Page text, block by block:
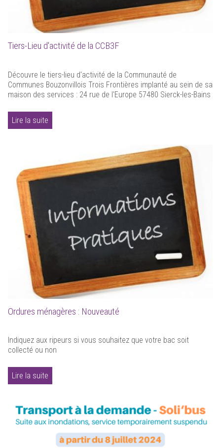
Tiers-Lieu d'activité de la CCB3F
Découvre le tiers-lieu d'activité de la Communauté de
Communes Bouzonvillois Trois Frontières implanté au sein de sa
maison des services : 24 rue de l'Europe 57480 Sierck-les-Bains
Lire la suite
Ordures ménagères : Nouveauté
Indiquez aux ripeurs si vous souhaitez que votre bac soit
collecté ou non
Lire la suite